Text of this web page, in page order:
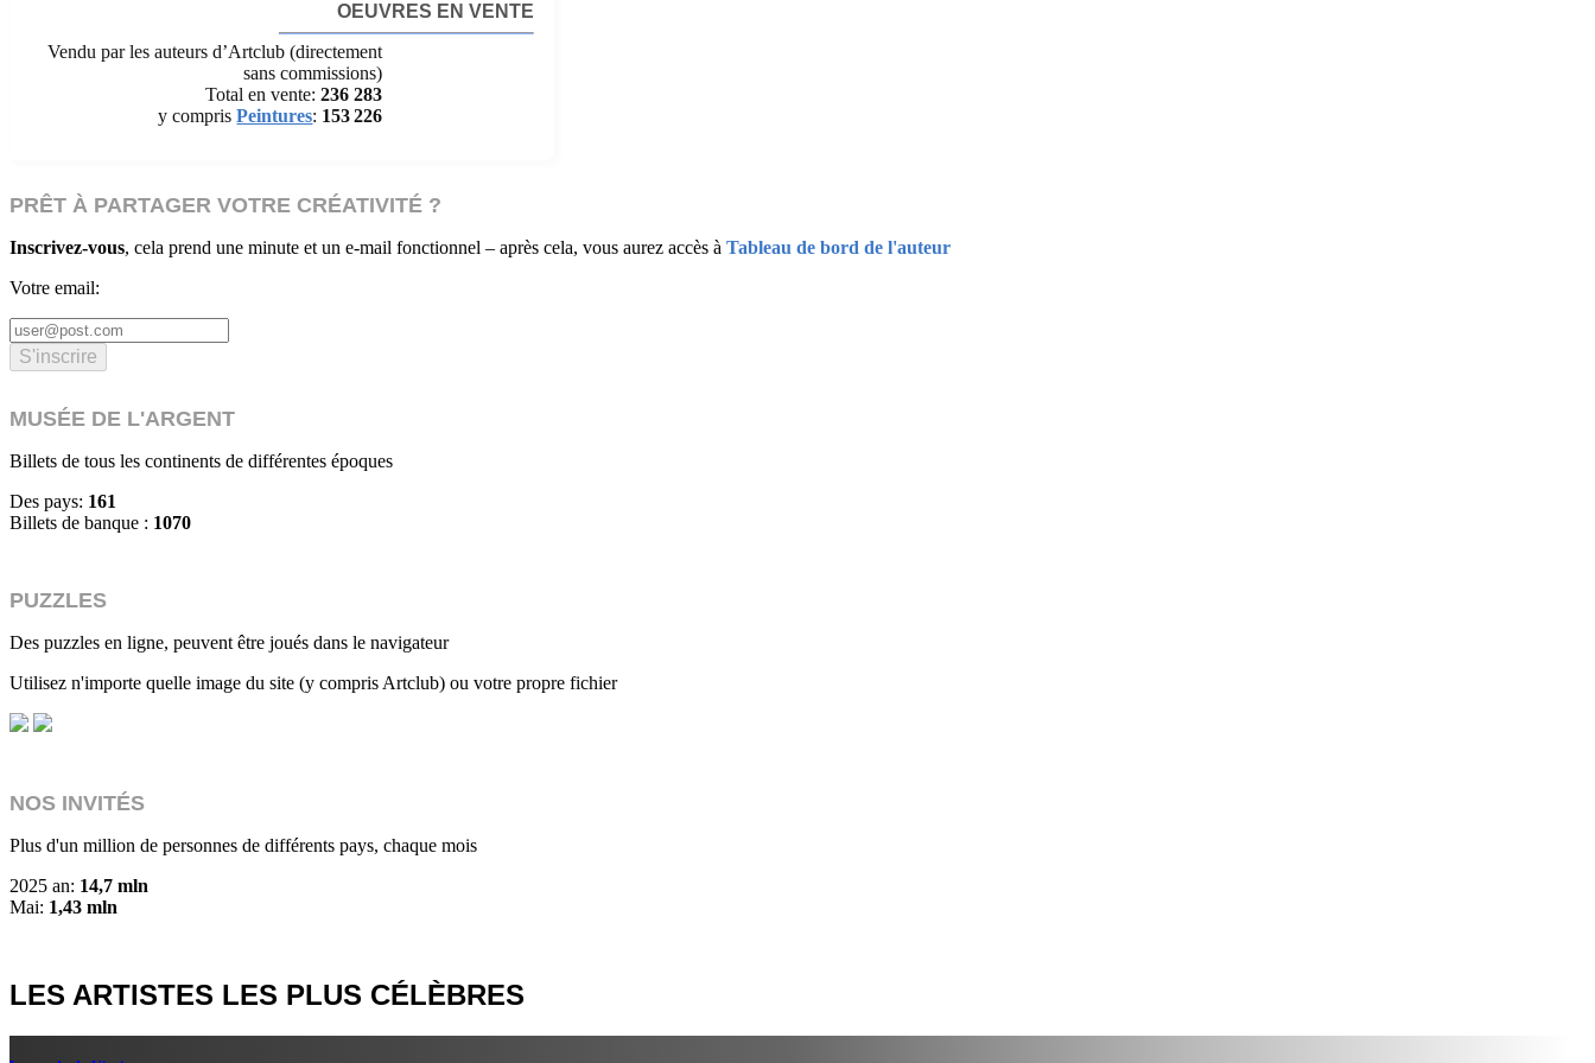
OEUVRES EN VENTE
Vendu par les auteurs d’Artclub (directement
sans commissions)
Total en vente:236 283
y comprisPeintures: 153 226
PRÊT À PARTAGER VOTRE CRÉATIVITÉ ?
Inscrivez-vous, cela prend une minute et un e-mail fonctionnel – après cela, vous aurez accès à Tableau de bord de l'auteur
Votre email:
S'inscrire
MUSÉE DE L'ARGENT
Billets de tous les continents de différentes époques
Des pays: 161
Billets de banque : 1070
PUZZLES
Des puzzles en ligne, peuvent être joués dans le navigateur
Utilisez n'importe quelle image du site (y compris Artclub) ou votre propre fichier
NOS INVITÉS
Plus d'un million de personnes de différents pays, chaque mois
2025 an: 14,7 mln
Mai: 1,43 mln
LES ARTISTES LES PLUS CÉLÈBRES